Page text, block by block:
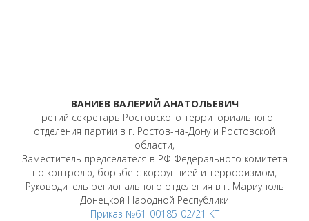
ВАНИЕВ ВАЛЕРИЙ АНАТОЛЬЕВИЧ
Третий секретарь Ростовского территориального
отделения партии в г. Ростов-на-Дону и Ростовской
области,
Заместитель председателя в РФ Федерального комитета
по контролю, борьбе с коррупцией и терроризмом,
Руководитель регионального отделения в г. Мариуполь
Донецкой Народной Республики
Приказ №61-00185-02/21 КТ